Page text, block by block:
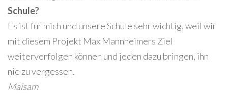
Schule?
Es ist für mich und unsere Schule sehr wichtig, weil wir
mit diesem Projekt Max Mannheimers Ziel
weiterverfolgen können und jeden dazu bringen, ihn
nie zu vergessen.
Maisam